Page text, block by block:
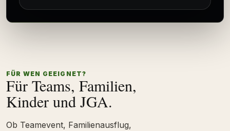
FÜR WEN GEEIGNET?
Für Teams, Familien,
Kinder und JGA.
Ob Teamevent, Familienausflug,